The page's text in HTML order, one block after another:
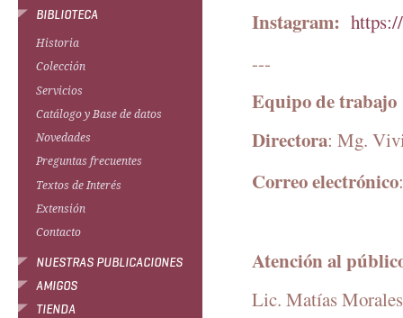
BIBLIOTECA
Historia
Colección
Servicios
Catálogo y Base de datos
Novedades
Preguntas frecuentes
Textos de Interés
Extensión
Contacto
NUESTRAS PUBLICACIONES
AMIGOS
TIENDA
Instagram:
---
Equipo de trabajo
Directora: Mg.
Correo electrónico
Atención al
Lic. Matías Morales